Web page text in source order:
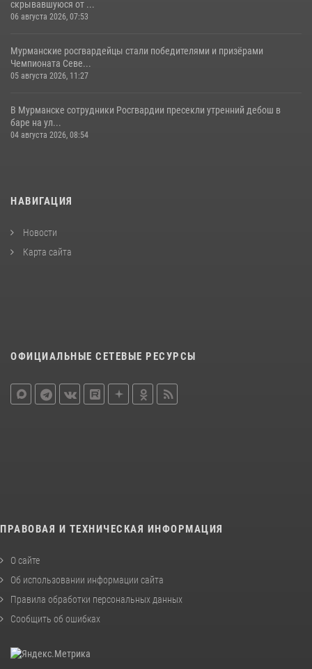
скрывавшуюся от ...
06 августа 2026, 07:53
Мурманские росгвардейцы стали победителями и призёрами
Чемпионата Севе...
05 августа 2026, 11:27
В Мурманске сотрудники Росгвардии пресекли утренний дебош в
баре на ул...
04 августа 2026, 08:54
НАВИГАЦИЯ
Новости
Карта сайта
ОФИЦИАЛЬНЫЕ СЕТЕВЫЕ РЕСУРСЫ
ПРАВОВАЯ И ТЕХНИЧЕСКАЯ ИНФОРМАЦИЯ
О сайте
Об использовании информации сайта
Правила обработки персональных данных
Сообщить об ошибках